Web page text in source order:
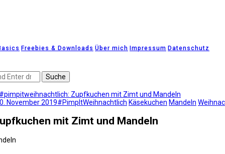
Freebies & Downloads Über mich Impressum Datenschutz
#pimpitweihnachtlich: Zupfkuchen mit Zimt und Mandeln
November 2019#PimpItWeihnachtlich Käsekuchen Mandeln
mit Zimt und Mandeln